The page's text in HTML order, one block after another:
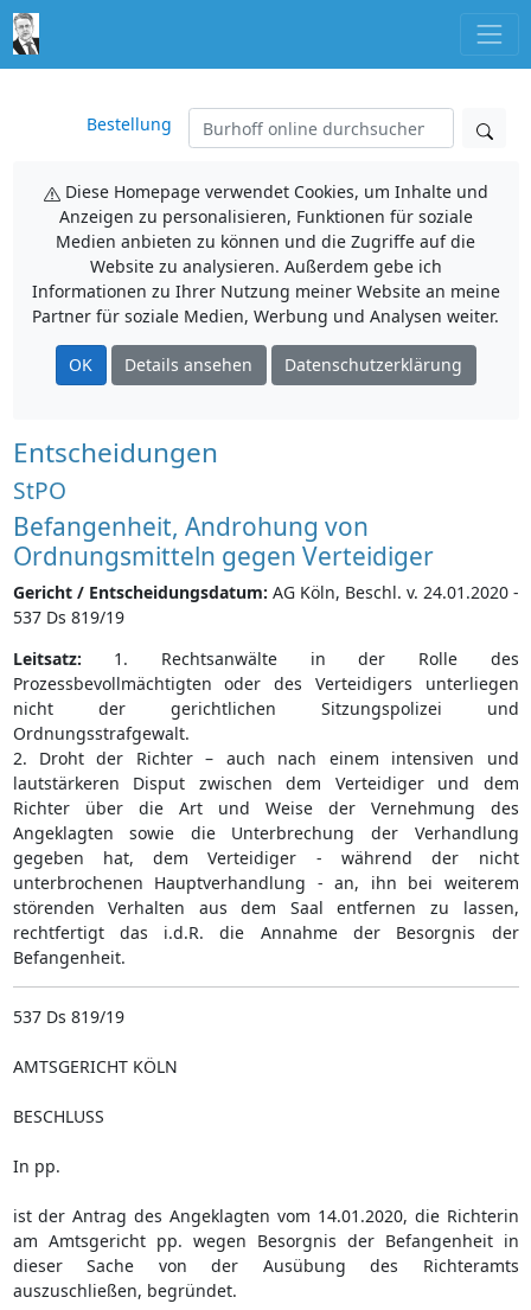
Bestellung
Diese Homepage verwendet Cookies, um Inhalte und
Anzeigen zu personalisieren, Funktionen für soziale
Medien anbieten zu können und die Zugriffe auf die
Website zu analysieren. Außerdem gebe ich
Informationen zu Ihrer Nutzung meiner Website an meine
Partner für soziale Medien, Werbung und Analysen weiter.
OK Details ansehen Datenschutzerklärung
Entscheidungen
StPO
Befangenheit, Androhung von
Ordnungsmitteln gegen Verteidiger
Gericht / Entscheidungsdatum: AG Köln, Beschl. v. 24.01.2020 -
537 Ds 819/19
Leitsatz: 1. Rechtsanwälte in der Rolle des
Prozessbevollmächtigten oder des Verteidigers unterliegen
nicht der gerichtlichen Sitzungspolizei und
Ordnungsstrafgewalt.
2. Droht der Richter – auch nach einem intensiven und
lautstärkeren Disput zwischen dem Verteidiger und dem
Richter über die Art und Weise der Vernehmung des
Angeklagten sowie die Unterbrechung der Verhandlung
gegeben hat, dem Verteidiger - während der nicht
unterbrochenen Hauptverhandlung - an, ihn bei weiterem
störenden Verhalten aus dem Saal entfernen zu lassen,
rechtfertigt das i.d.R. die Annahme der Besorgnis der
Befangenheit.
537 Ds 819/19
AMTSGERICHT KÖLN
BESCHLUSS
In pp.
ist der Antrag des Angeklagten vom 14.01.2020, die Richterin
am Amtsgericht pp. wegen Besorgnis der Befangenheit in
dieser Sache von der Ausübung des Richteramts
auszuschließen, begründet.